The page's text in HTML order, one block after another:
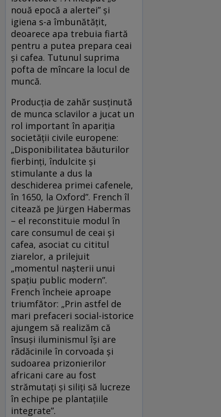
nouă epocă a alertei” și
igiena s-a îmbunătățit,
deoarece apa trebuia fiartă
pentru a putea prepara ceai
și cafea. Tutunul suprima
pofta de mîncare la locul de
muncă.
Producția de zahăr susținută
de munca sclavilor a jucat un
rol important în apariția
societății civile europene:
„Disponibilitatea băuturilor
fierbinți, îndulcite și
stimulante a dus la
deschiderea primei cafenele,
în 1650, la Oxford”. French îl
citează pe Jürgen Habermas
– el reconstituie modul în
care consumul de ceai și
cafea, asociat cu cititul
ziarelor, a prilejuit
„momentul nașterii unui
spațiu public modern”.
French încheie aproape
triumfător: „Prin astfel de
mari prefaceri social-istorice
ajungem să realizăm că
însuși iluminismul își are
rădăcinile în corvoada și
sudoarea prizonierilor
africani care au fost
strămutați și siliți să lucreze
în echipe pe plantațiile
integrate”.